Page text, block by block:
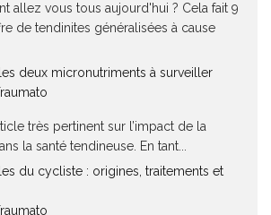
allez vous tous aujourd'hui ? Cela fait 9
de tendinites généralisées à cause
deux micronutriments à surveiller
très pertinent sur l’impact de la
la santé tendineuse. En tant...
du cycliste : origines, traitements et